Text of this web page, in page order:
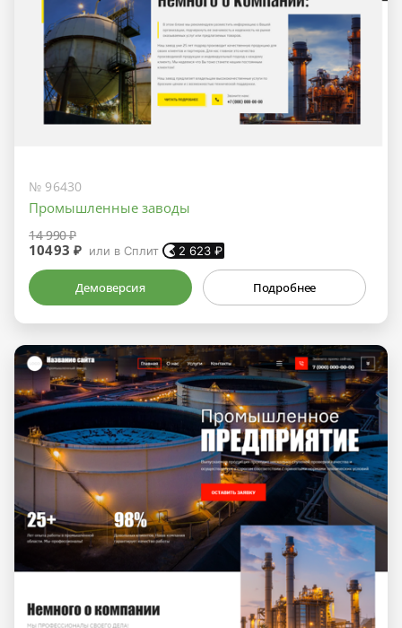
№ 96430
Промышленные заводы
14 990 ₽
10493 ₽ или в Сплит 2 623 ₽
Демоверсия Подробнее